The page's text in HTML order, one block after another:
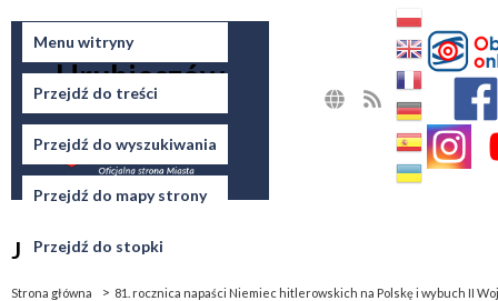
Menu witryny
Przejdź do treści
Przejdź do wyszukiwania
Przejdź do mapy strony
Przejdź do stopki
Miasto
Hrubieszów
Jesteś tutaj
Strona główna 81. rocznica napaści Niemiec hitlerowskich na Polskę i wybuch II